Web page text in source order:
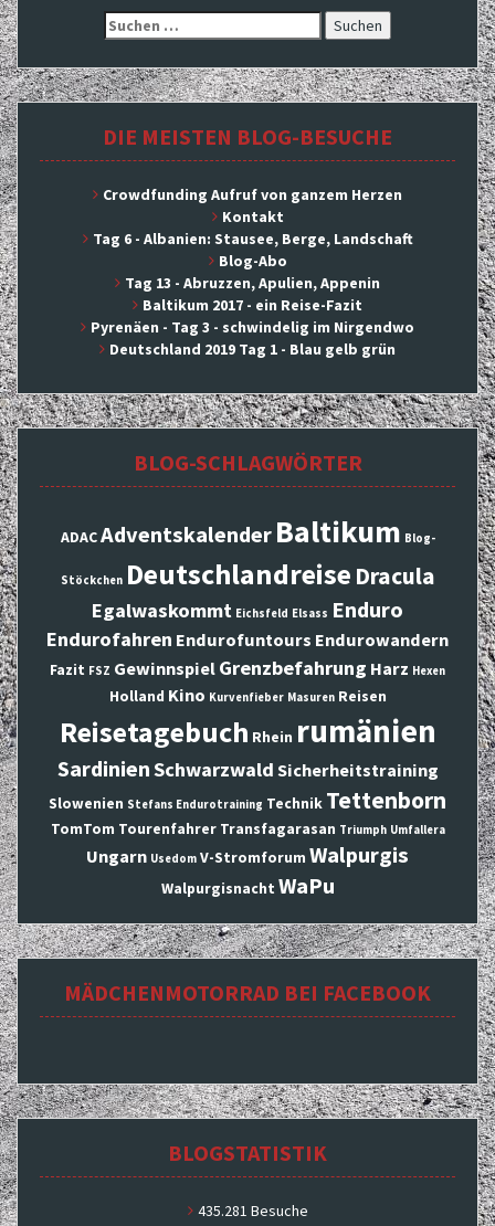
Suchen
nach:
DIE MEISTEN BLOG-BESUCHE
Crowdfunding Aufruf von ganzem Herzen
Kontakt
Tag 6 - Albanien: Stausee, Berge, Landschaft
Blog-Abo
Tag 13 - Abruzzen, Apulien, Appenin
Baltikum 2017 - ein Reise-Fazit
Pyrenäen - Tag 3 - schwindelig im Nirgendwo
Deutschland 2019 Tag 1 - Blau gelb grün
BLOG-SCHLAGWÖRTER
ADACAdventskalender Baltikum Blog-
Stöckchen Deutschlandreise Dracula
Egalwaskommt Eichsfeld Elsass Enduro
Endurofahren Endurofuntours Endurowandern
Fazit FSZ Gewinnspiel Grenzbefahrung Harz Hexen
Holland Kino Kurvenfieber Masuren Reisen
Reisetagebuch Rhein rumänien
SardinienSchwarzwald Sicherheitstraining
Slowenien Stefans Endurotraining Technik Tettenborn
TomTom Tourenfahrer Transfagarasan Triumph Umfallera
Ungarn Usedom V-Stromforum Walpurgis
Walpurgisnacht WaPu
MÄDCHENMOTORRAD BEI FACEBOOK
BLOGSTATISTIK
435.281 Besuche